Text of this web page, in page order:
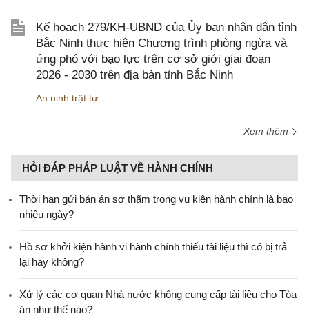
Kế hoạch 279/KH-UBND của Ủy ban nhân dân tỉnh
Bắc Ninh thực hiện Chương trình phòng ngừa và
ứng phó với bạo lực trên cơ sở giới giai đoạn
2026 - 2030 trên địa bàn tỉnh Bắc Ninh
An ninh trật tự
Xem thêm
HỎI ĐÁP PHÁP LUẬT VỀ HÀNH CHÍNH
Thời hạn gửi bản án sơ thẩm trong vụ kiện hành chính là bao
nhiêu ngày?
Hồ sơ khởi kiện hành vi hành chính thiếu tài liệu thì có bị trả
lại hay không?
Xử lý các cơ quan Nhà nước không cung cấp tài liệu cho Tòa
án như thế nào?